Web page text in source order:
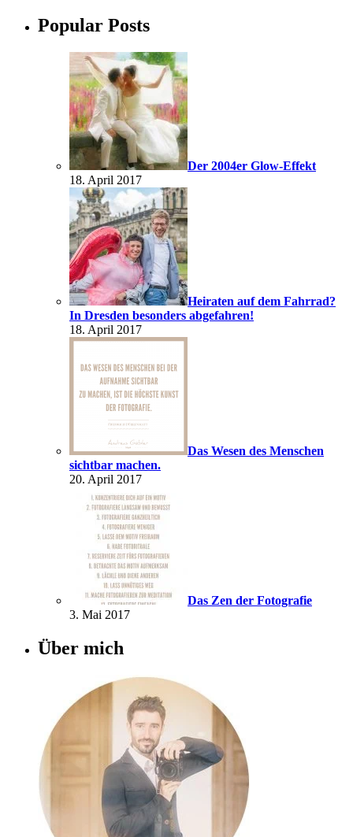
Popular Posts
Der 2004er Glow-Effekt
18. April 2017
Heiraten auf dem Fahrrad?
In Dresden besonders abgefahren!
18. April 2017
Das Wesen des Menschen
sichtbar machen.
20. April 2017
Das Zen der Fotografie
3. Mai 2017
Über mich